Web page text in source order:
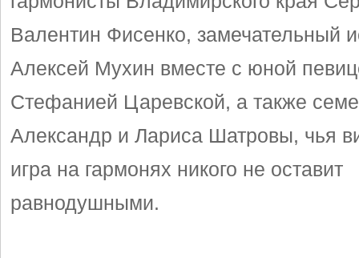
Валентин Фисенко, замечательный
Алексей Мухин вместе с юной
Стефанией Царевской, а также
Александр и Лариса Шатровы, чья
игра на гармонях никого не оставит
равнодушными.